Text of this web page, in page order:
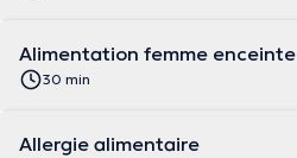
Alimentation femme enceinte
30 min
Allergie alimentaire